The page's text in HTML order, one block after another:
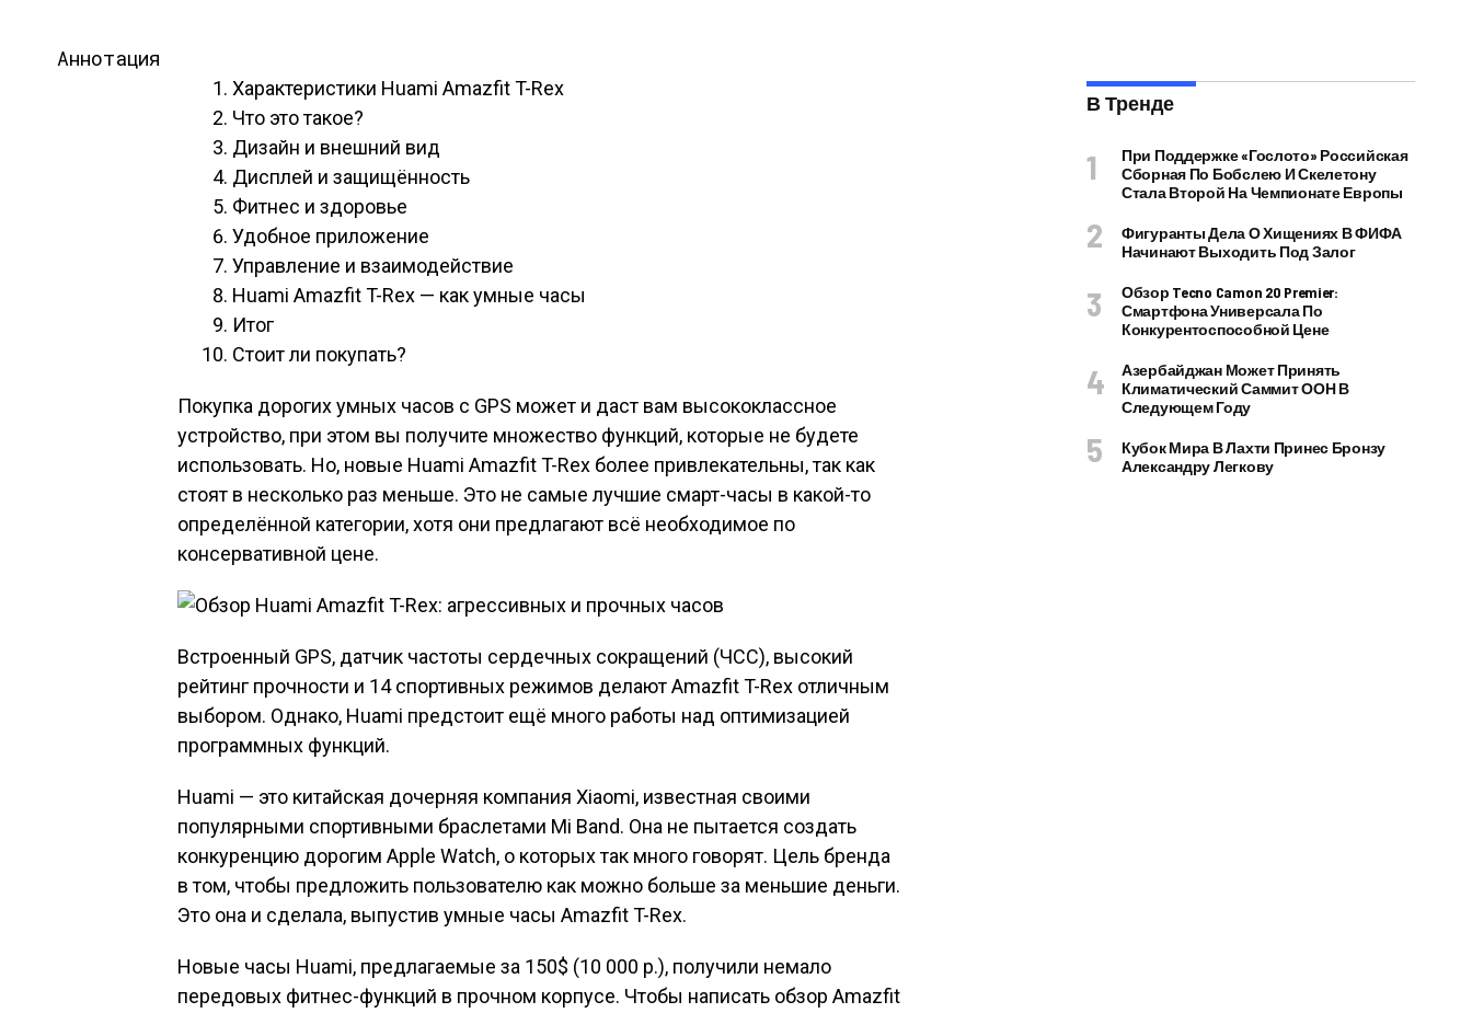
Аннотация
Характеристики Huami Amazfit T-Rex
Что это такое?
Дизайн и внешний вид
Дисплей и защищённость
Фитнес и здоровье
Удобное приложение
Управление и взаимодействие
Huami Amazfit T-Rex — как умные часы
Итог
Стоит ли покупать?
Покупка дорогих умных часов с GPS может и даст вам высококлассное
устройство, при этом вы получите множество функций, которые не будете
использовать. Но, новые Huami Amazfit T-Rex более привлекательны, так как
стоят в несколько раз меньше. Это не самые лучшие смарт-часы в какой-то
определённой категории, хотя они предлагают всё необходимое по
консервативной цене.
Встроенный GPS, датчик частоты сердечных сокращений (ЧСС), высокий
рейтинг прочности и 14 спортивных режимов делают Amazfit T-Rex отличным
выбором. Однако, Huami предстоит ещё много работы над оптимизацией
программных функций.
Huami — это китайская дочерняя компания Xiaomi, известная своими
популярными спортивными браслетами Mi Band. Она не пытается создать
конкуренцию дорогим Apple Watch, о которых так много говорят. Цель бренда
в том, чтобы предложить пользователю как можно больше за меньшие деньги.
Это она и сделала, выпустив умные часы Amazfit T-Rex.
Новые часы Huami, предлагаемые за 150$ (10 000 р.), получили немало
передовых фитнес-функций в прочном корпусе. Чтобы написать обзор Amazfit
В Тренде
При Поддержке «Гослото» Российская
Сборная По Бобслею И Скелетону
Стала Второй На Чемпионате Европы
Фигуранты Дела О Хищениях В ФИФА
Начинают Выходить Под Залог
Обзор Tecno Camon 20 Premier:
Смартфона Универсала По
Конкурентоспособной Цене
Азербайджан Может Принять
Климатический Саммит ООН В
Следующем Году
Кубок Мира В Лахти Принес Бронзу
Александру Легкову